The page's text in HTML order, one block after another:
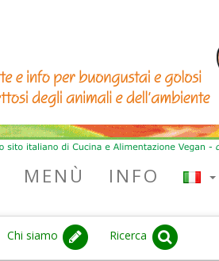
MENÙ INFO
Chi siamo Ricerca